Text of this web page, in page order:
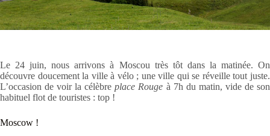
Le 24 juin, nous arrivons à Moscou très tôt dans la matinée. On
découvre doucement la ville à vélo ; une ville qui se réveille tout juste.
L’occasion de voir la célèbreplace Rouge à 7h du matin, vide de son
habituel flot de touristes : top !
Moscow !